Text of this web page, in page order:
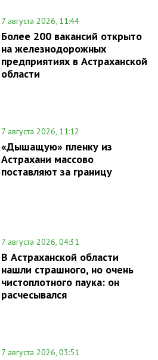
7 августа 2026, 11:44
Более 200 вакансий открыто
на железнодорожных
предприятиях в Астраханской
области
7 августа 2026, 11:12
«Дышащую» пленку из
Астрахани массово
поставляют за границу
7 августа 2026, 04:31
В Астраханской области
нашли страшного, но очень
чистоплотного паука: он
расчесывался
7 августа 2026, 03:51